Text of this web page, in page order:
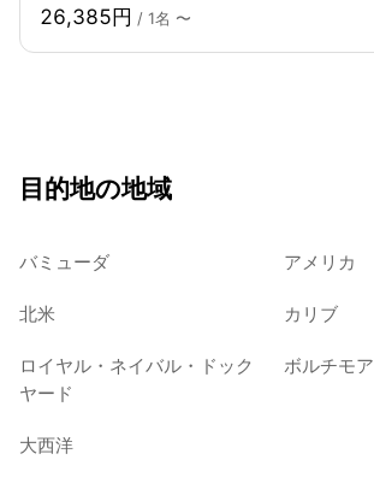
26,385円 / 1名 〜
目的地の地域
バミューダ アメリカ
北米 カリブ
ロイヤル・ネイバル・ドック
ヤード
ボルチモア
大西洋